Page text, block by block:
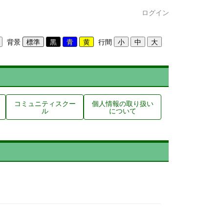
ログイン
背景 行間
コミュニティスクー
ル
個人情報の取り扱い
について